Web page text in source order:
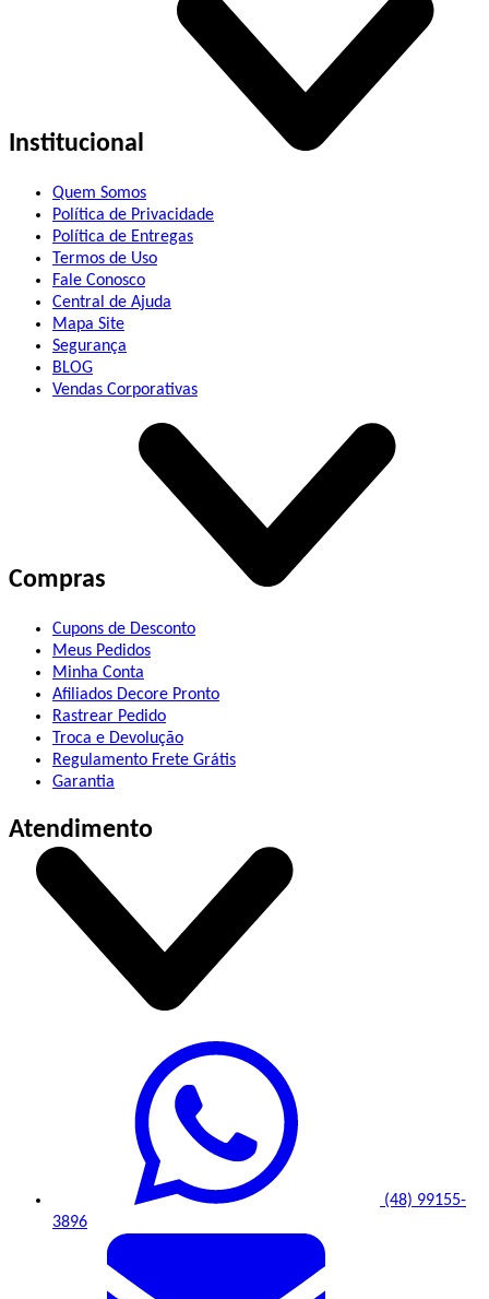
Institucional
Quem Somos
Política de Privacidade
Política de Entregas
Termos de Uso
Fale Conosco
Central de Ajuda
Mapa Site
Segurança
BLOG
Vendas Corporativas
Compras
Cupons de Desconto
Meus Pedidos
Minha Conta
Afiliados Decore Pronto
Rastrear Pedido
Troca e Devolução
Regulamento Frete Grátis
Garantia
Atendimento
(48) 99155-
3896